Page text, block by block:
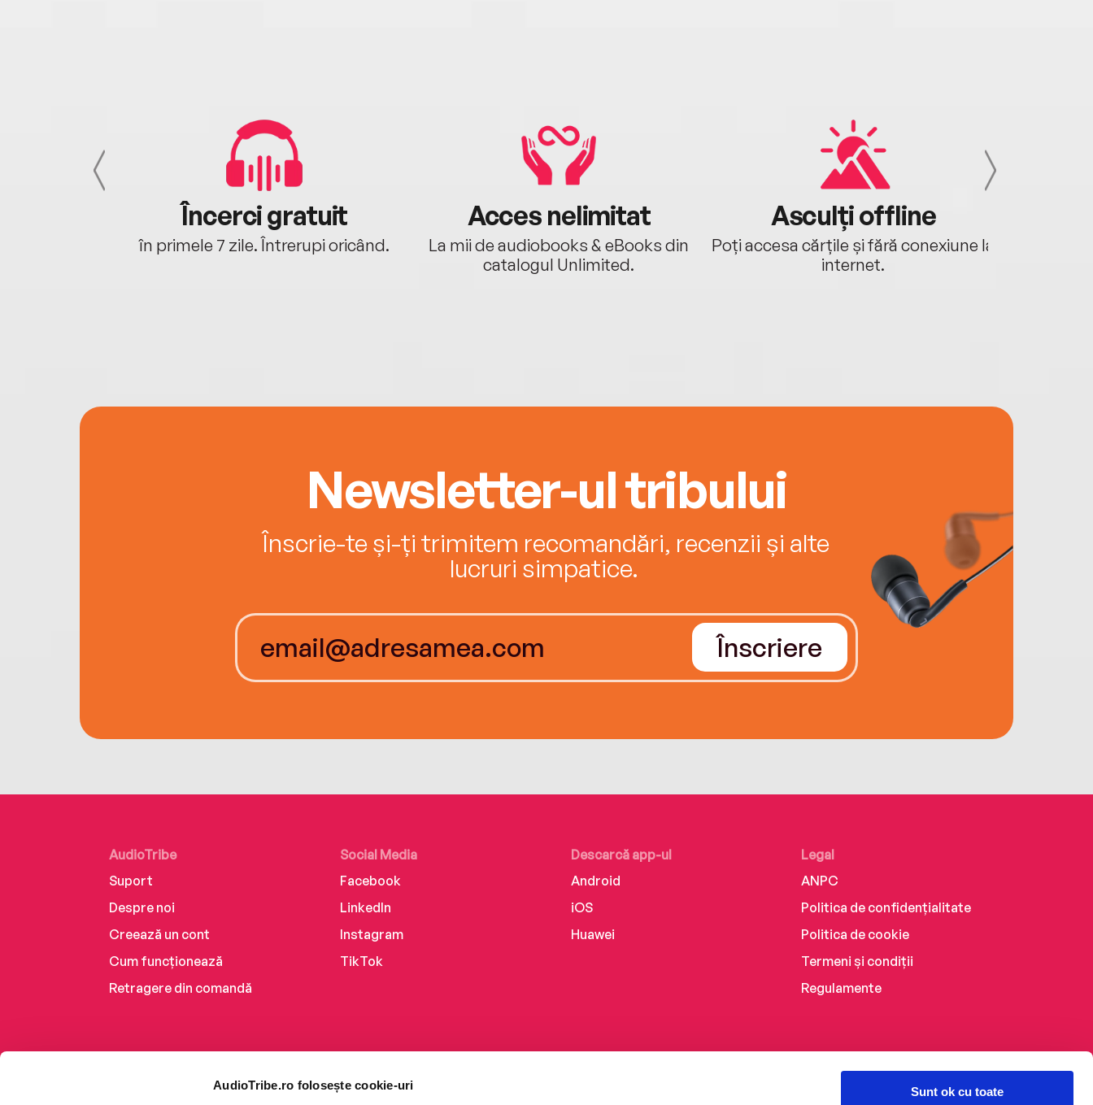
AudioTribe.ro folosește cookie-uri
Sunt ok cu toate
Încerci gratuit
în primele 7 zile. Întrerupi oricând.
Acces nelimitat
La mii de audiobooks & eBooks din
catalogul Unlimited.
Asculți offline
Poți accesa cărțile și fără conexiune la
internet.
Newsletter-ul tribului
Înscrie-te și-ți trimitem recomandări, recenzii și alte
lucruri simpatice.
Înscriere
AudioTribe
Suport
Despre noi
Creează un cont
Cum funcționează
Retragere din comandă
Social Media
Facebook
LinkedIn
Instagram
TikTok
Descarcă app-ul
Android
iOS
Huawei
Legal
ANPC
Politica de confidențialitate
Politica de cookie
Termeni și condiții
Regulamente